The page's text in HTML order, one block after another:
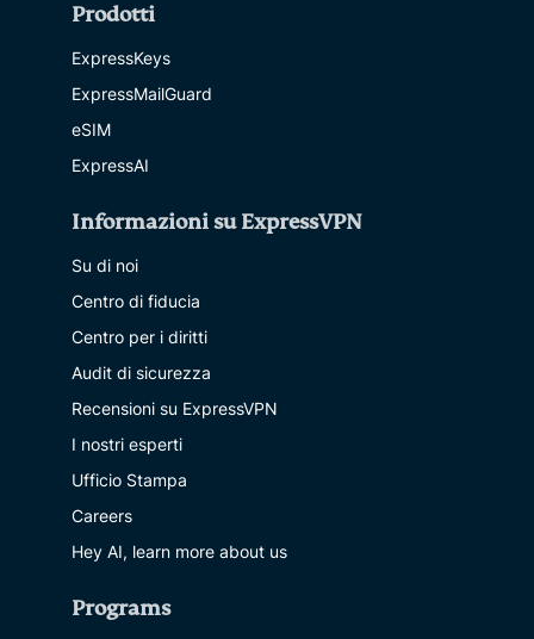
Prodotti
ExpressKeys
ExpressMailGuard
eSIM
ExpressAI
Informazioni su ExpressVPN
Su di noi
Centro di fiducia
Centro per i diritti
Audit di sicurezza
Recensioni su ExpressVPN
I nostri esperti
Ufficio Stampa
Careers
Hey AI, learn more about us
Programs